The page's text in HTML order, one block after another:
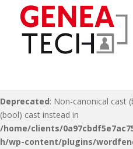
Deprecated: Non-canonical cast
(float) cast instead in
/home/clients/
Deprecated: Non-canonical cast
(bool) cast instead in
/home/clients/
h/wp-content/plugins/